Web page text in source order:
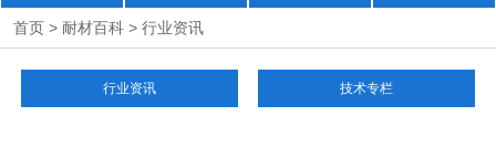
首页 > 耐材百科 > 行业资讯
行业资讯 技术专栏